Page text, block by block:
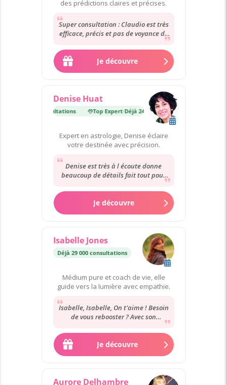
des prédictions claires et précises.
Super consultation : Claudio est très
efficace, précis et pas de voyance de
complaisance Mille mercis 🙏💖🙏 Je
recommande...
Je découvre
Denise Huat
Déjà 24 000 consultations Top Expert·Déjà 24 000 consultations
Expert en astrologie, Denise éclaire
votre destinée avec précision.
Denise est très à l écoute donne
beaucoup de détails fait tout pour
annonce...
Je découvre
Isabelle Jones
Déjà 29 000 consultations
Médium pure et coach de vie, elle
guide vers la lumière avec empathie.
Isabelle, Isabelle, On t'aime ! Besoin
de vous rebooster ? Avec son
voix, elle...
Je découvre
Aurore Delhambre